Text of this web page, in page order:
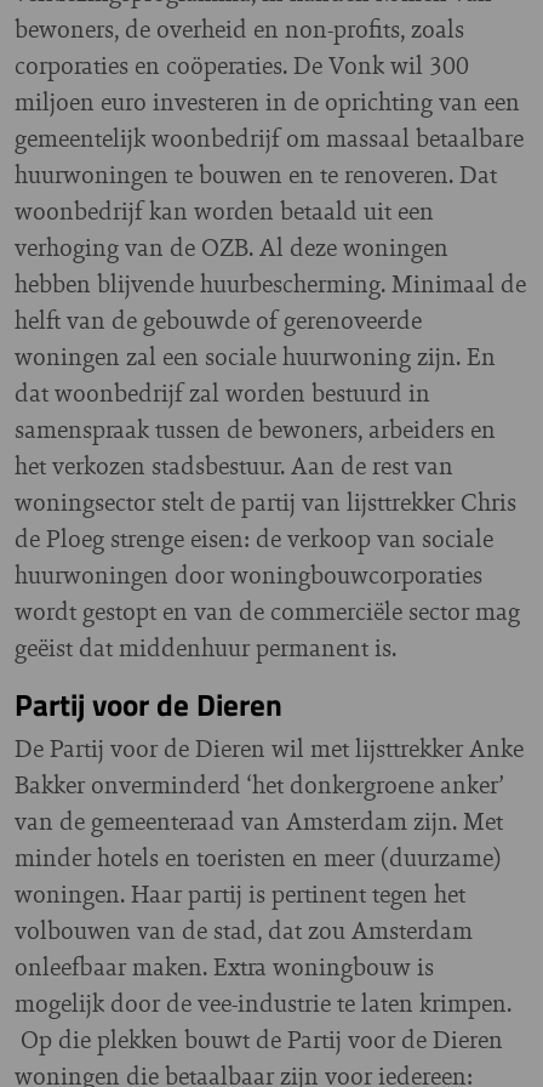
bewoners, de overheid en non-profits, zoals
corporaties en coöperaties. De Vonk wil 300
miljoen euro investeren in de oprichting van een
gemeentelijk woonbedrijf om massaal betaalbare
huurwoningen te bouwen en te renoveren. Dat
woonbedrijf kan worden betaald uit een
verhoging van de OZB. Al deze woningen
hebben blijvende huurbescherming. Minimaal de
helft van de gebouwde of gerenoveerde
woningen zal een sociale huurwoning zijn. En
dat woonbedrijf zal worden bestuurd in
samenspraak tussen de bewoners, arbeiders en
het verkozen stadsbestuur. Aan de rest van
woningsector stelt de partij van lijsttrekker Chris
de Ploeg strenge eisen: de verkoop van sociale
huurwoningen door woningbouwcorporaties
wordt gestopt en van de commerciële sector mag
geëist dat middenhuur permanent is.
Partij voor de Dieren
De Partij voor de Dieren wil met lijsttrekker Anke
Bakker onverminderd ‘het donkergroene anker’
van de gemeenteraad van Amsterdam zijn. Met
minder hotels en toeristen en meer (duurzame)
woningen. Haar partij is pertinent tegen het
volbouwen van de stad, dat zou Amsterdam
onleefbaar maken. Extra woningbouw is
mogelijk door de vee-industrie te laten krimpen.
Op die plekken bouwt de Partij voor de Dieren
woningen die betaalbaar zijn voor iedereen: